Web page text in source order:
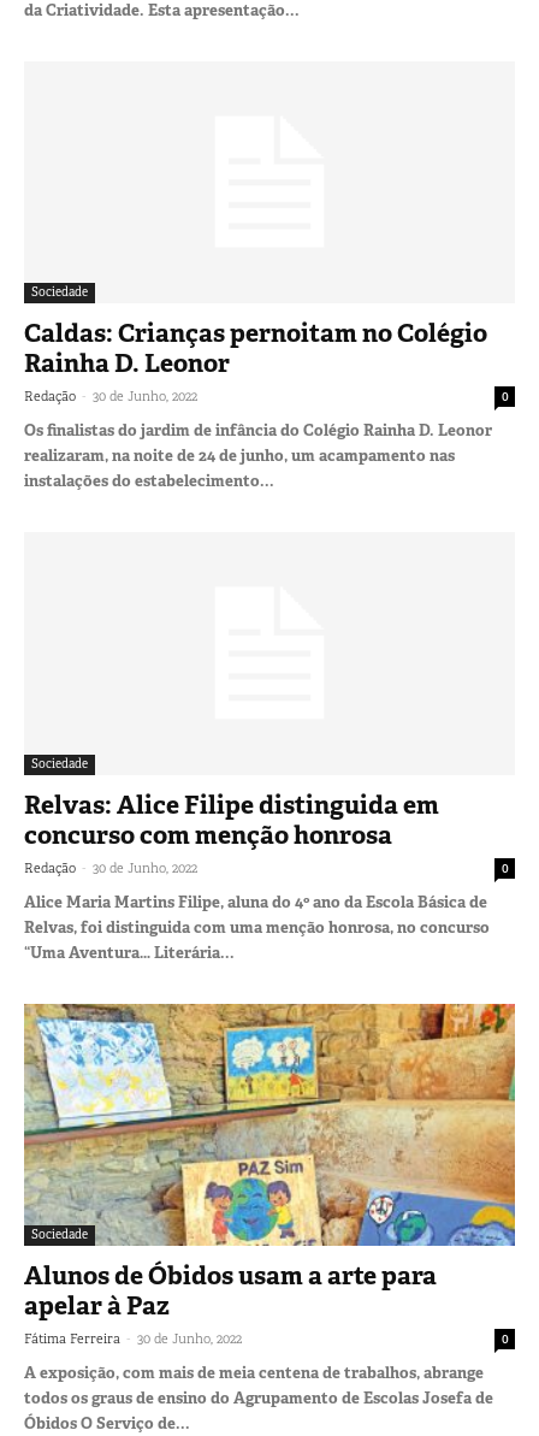
da Criatividade. Esta apresentação...
Sociedade
Caldas: Crianças pernoitam no Colégio
Rainha D. Leonor
Redação - 30 de Junho, 2022 0
Os finalistas do jardim de infância do Colégio Rainha D. Leonor
realizaram, na noite de 24 de junho, um acampamento nas
instalações do estabelecimento...
Sociedade
Relvas: Alice Filipe distinguida em
concurso com menção honrosa
Redação - 30 de Junho, 2022 0
Alice Maria Martins Filipe, aluna do 4º ano da Escola Básica de
Relvas, foi distinguida com uma menção honrosa, no concurso
“Uma Aventura… Literária...
Sociedade
Alunos de Óbidos usam a arte para
apelar à Paz
Fátima Ferreira - 30 de Junho, 2022 0
A exposição, com mais de meia centena de trabalhos, abrange
todos os graus de ensino do Agrupamento de Escolas Josefa de
Óbidos O Serviço de...